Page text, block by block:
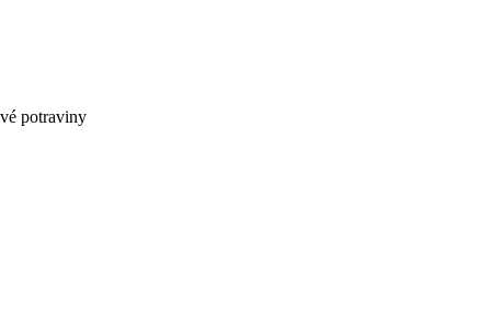
potraviny